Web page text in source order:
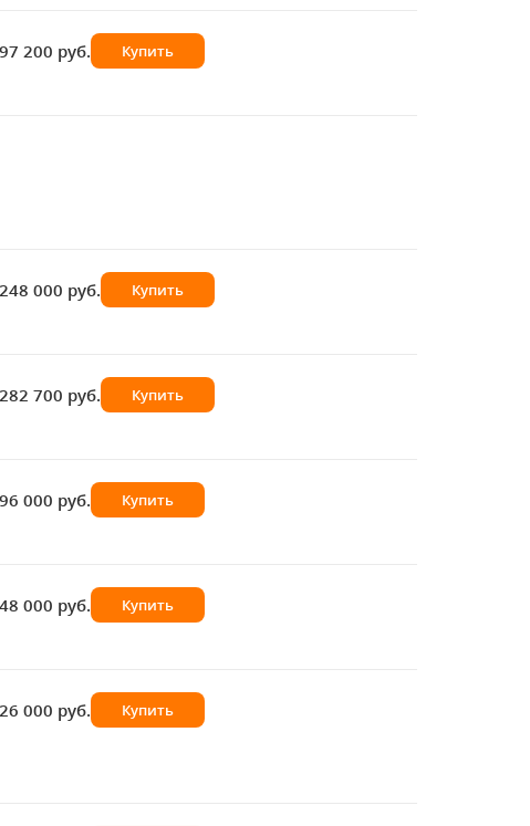
97 200 руб. Купить
248 000 руб. Купить
282 700 руб. Купить
96 000 руб. Купить
48 000 руб. Купить
26 000 руб. Купить